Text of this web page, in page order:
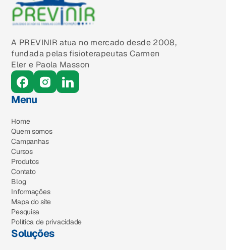
A PREVINIR atua no mercado desde 2008,
fundada pelas fisioterapeutas Carmen
Eler e Paola Masson
Menu
Home
Quem somos
Campanhas
Cursos
Produtos
Contato
Blog
Informações
Mapa do site
Pesquisa
Política de privacidade
Soluções